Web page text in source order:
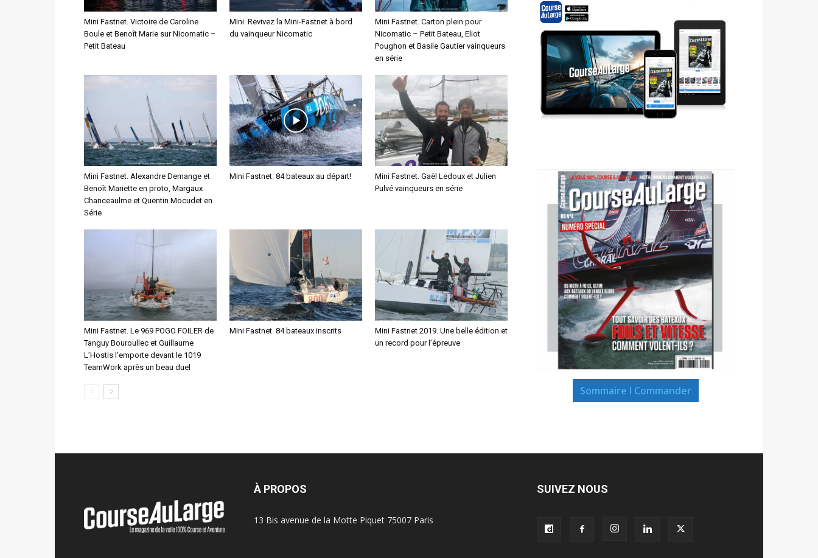
Mini Fastnet. Victoire de Caroline
Boule et Benoît Marie sur Nicomatic –
Petit Bateau
Mini. Revivez la Mini-Fastnet à bord
du vainqueur Nicomatic
Mini Fastnet. Carton plein pour
Nicomatic – Petit Bateau, Eliot
Poughon et Basile Gautier vainqueurs
en série
Mini Fastnet. Alexandre Demange et
Benoît Mariette en proto, Margaux
Chanceaulme et Quentin Mocudet en
Série
Mini Fastnet. 84 bateaux au départ!
Mini Fastnet. Gaël Ledoux et Julien
Pulvé vainqueurs en série
Mini Fastnet. Le 969 POGO FOILER de
Tanguy Bouroullec et Guillaume
L’Hostis l’emporte devant le 1019
TeamWork après un beau duel
Mini Fastnet. 84 bateaux inscrits
Mini Fastnet 2019. Une belle édition et
un record pour l’épreuve
Sommaire I Commander
À PROPOS
13 Bis avenue de la Motte Piquet 75007 Paris
SUIVEZ NOUS